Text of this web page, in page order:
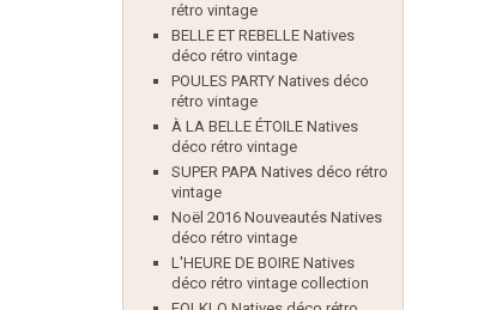
rétro vintage
BELLE ET REBELLE Natives
déco rétro vintage
POULES PARTY Natives déco
rétro vintage
À LA BELLE ÉTOILE Natives
déco rétro vintage
SUPER PAPA Natives déco rétro
vintage
Noël 2016 Nouveautés Natives
déco rétro vintage
L'HEURE DE BOIRE Natives
déco rétro vintage collection